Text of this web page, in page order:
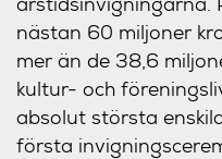
nästan 60 miljoner
mer än de 38,6
kultur- och
absolut största
första